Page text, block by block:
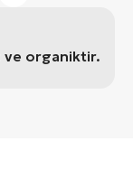
ve organiktir.